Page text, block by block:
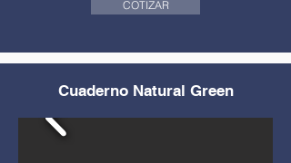
COTIZAR
Cuaderno Natural Green